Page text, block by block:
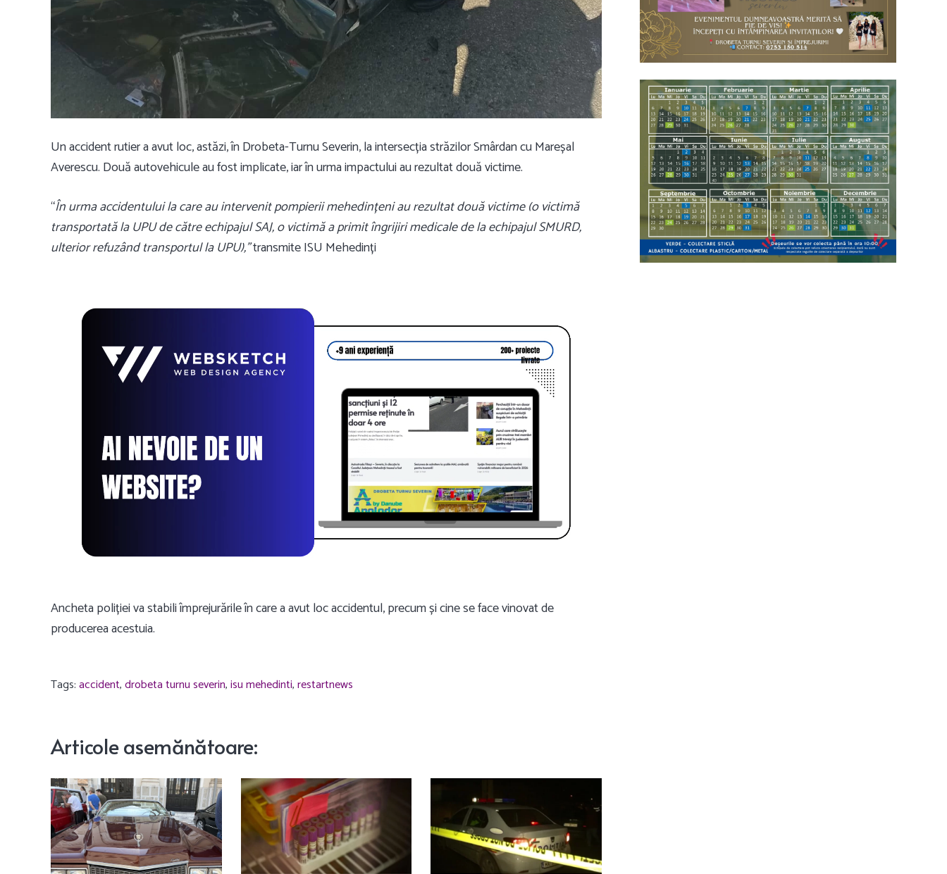
Un accident rutier a avut loc, astăzi, în Drobeta-Turnu Severin, la intersecția străzilor Smârdan cu Mareșal
Averescu. Două autovehicule au fost implicate, iar în urma impactului au rezultat două victime.
“În urma accidentului la care au intervenit pompierii mehedințeni au rezultat două victime (o victimă
transportată la UPU de către echipajul SAJ, o victimă a primit îngrijiri medicale de la echipajul SMURD,
ulterior refuzând transportul la UPU),”transmite ISU Mehedinți
Ancheta poliției va stabili împrejurările în care a avut loc accidentul, precum și cine se face vinovat de
producerea acestuia.
Tags:accident,drobeta turnu severin,isu mehedinti,restartnews
Articoleasemănătoare: